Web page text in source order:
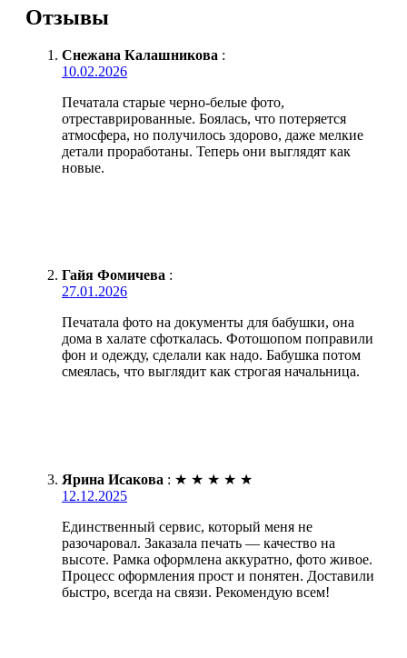
Отзывы
Снежана Калашникова :
10.02.2026
Печатала старые черно-белые фото,
отреставрированные. Боялась, что потеряется
атмосфера, но получилось здорово, даже мелкие
детали проработаны. Теперь они выглядят как
новые.
Гайя Фомичева :
27.01.2026
Печатала фото на документы для бабушки, она
дома в халате сфоткалась. Фотошопом поправили
фон и одежду, сделали как надо. Бабушка потом
смеялась, что выглядит как строгая начальница.
Ярина Исакова : ★ ★ ★ ★ ★
12.12.2025
Единственный сервис, который меня не
разочаровал. Заказала печать — качество на
высоте. Рамка оформлена аккуратно, фото живое.
Процесс оформления прост и понятен. Доставили
быстро, всегда на связи. Рекомендую всем!